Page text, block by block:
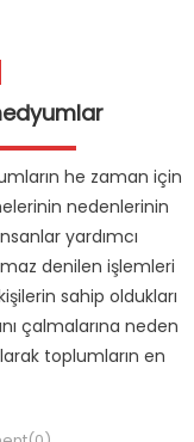
he zaman için
nedenlerinin
yardımcı
denilen işlemleri
sahip oldukları
çalmalarına neden
toplumların en